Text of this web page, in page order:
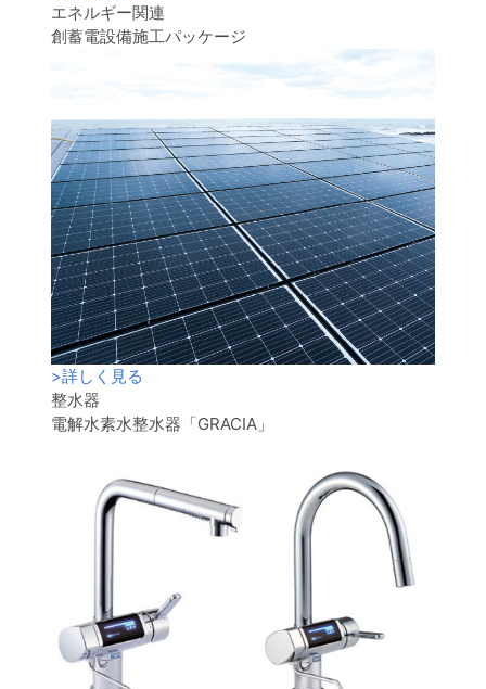
エネルギー関連
創蓄電設備施工パッケージ
>詳しく見る
整水器
電解水素水整水器「GRACIA」